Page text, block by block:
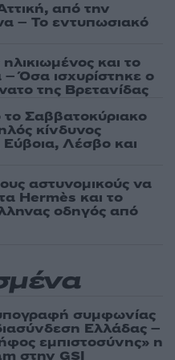
από την
– Το εντυπωσιακό
και το
Όσα ισχυρίστηκε ο
της Βρετανίδας
Σαββατοκύριακο
κίνδυνος
Εύβοια, Λέσβο και
αστυνομικούς να
Hermès και το
οδηγός από
συμφωνίας
Ελλάδας –
εμπιστοσύνης» η
στην GSI